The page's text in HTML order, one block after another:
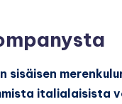
sisäisen
italialaisista